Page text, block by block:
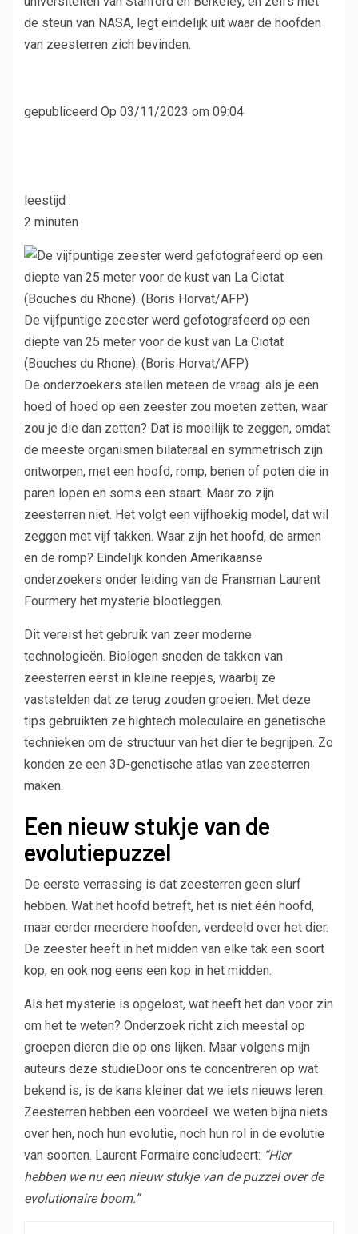
de steun van NASA, legt eindelijk uit waar de hoofden
van zeesterren zich bevinden.
gepubliceerd Op 03/11/2023 om 09:04
leestijd :
2 minuten
De vijfpuntige zeester werd gefotografeerd op een
diepte van 25 meter voor de kust van La Ciotat
(Bouches du Rhone). (Boris Horvat/AFP)
De onderzoekers stellen meteen de vraag: als je een
hoed of hoed op een zeester zou moeten zetten, waar
zou je die dan zetten? Dat is moeilijk te zeggen, omdat
de meeste organismen bilateraal en symmetrisch zijn
ontworpen, met een hoofd, romp, benen of poten die in
paren lopen en soms een staart. Maar zo zijn
zeesterren niet. Het volgt een vijfhoekig model, dat wil
zeggen met vijf takken. Waar zijn het hoofd, de armen
en de romp? Eindelijk konden Amerikaanse
onderzoekers onder leiding van de Fransman Laurent
Fourmery het mysterie blootleggen.
Dit vereist het gebruik van zeer moderne
technologieën. Biologen sneden de takken van
zeesterren eerst in kleine reepjes, waarbij ze
vaststelden dat ze terug zouden groeien. Met deze
tips gebruikten ze hightech moleculaire en genetische
technieken om de structuur van het dier te begrijpen. Zo
konden ze een 3D-genetische atlas van zeesterren
maken.
Een nieuw stukje van de
evolutiepuzzel
De eerste verrassing is dat zeesterren geen slurf
hebben. Wat het hoofd betreft, het is niet één hoofd,
maar eerder meerdere hoofden, verdeeld over het dier.
De zeester heeft in het midden van elke tak een soort
kop, en ook nog eens een kop in het midden.
Als het mysterie is opgelost, wat heeft het dan voor zin
om het te weten? Onderzoek richt zich meestal op
groepen dieren die op ons lijken. Maar volgens mijn
auteurs deze studie Door ons te concentreren op wat
bekend is, is de kans kleiner dat we iets nieuws leren.
Zeesterren hebben een voordeel: we weten bijna niets
over hen, noch hun evolutie, noch hun rol in de evolutie
van soorten. Laurent Formaire concludeert: “Hier
hebben we nu een nieuw stukje van de puzzel over de
evolutionaire boom.”